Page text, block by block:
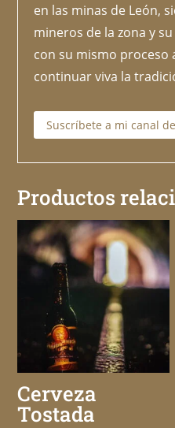
en las minas de León,
mineros de la zona y
con su mismo proceso
continuar viva la
Suscríbete a mi canal
Productos
Cerveza
Tostada